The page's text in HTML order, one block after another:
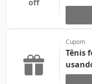
off
Cupom
Tênis